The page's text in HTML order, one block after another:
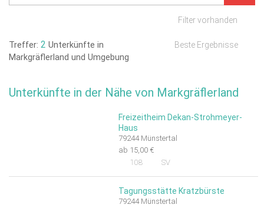
Filter vorhanden
Treffer: 2 Unterkünfte in
Markgräflerland und Umgebung
Beste Ergebnisse
Unterkünfte in der Nähe von Markgräflerland
Freizeitheim Dekan-Strohmeyer-
Haus
79244 Münstertal
ab 15,00 €
108
SV
Tagungsstätte Kratzbürste
79244 Münstertal